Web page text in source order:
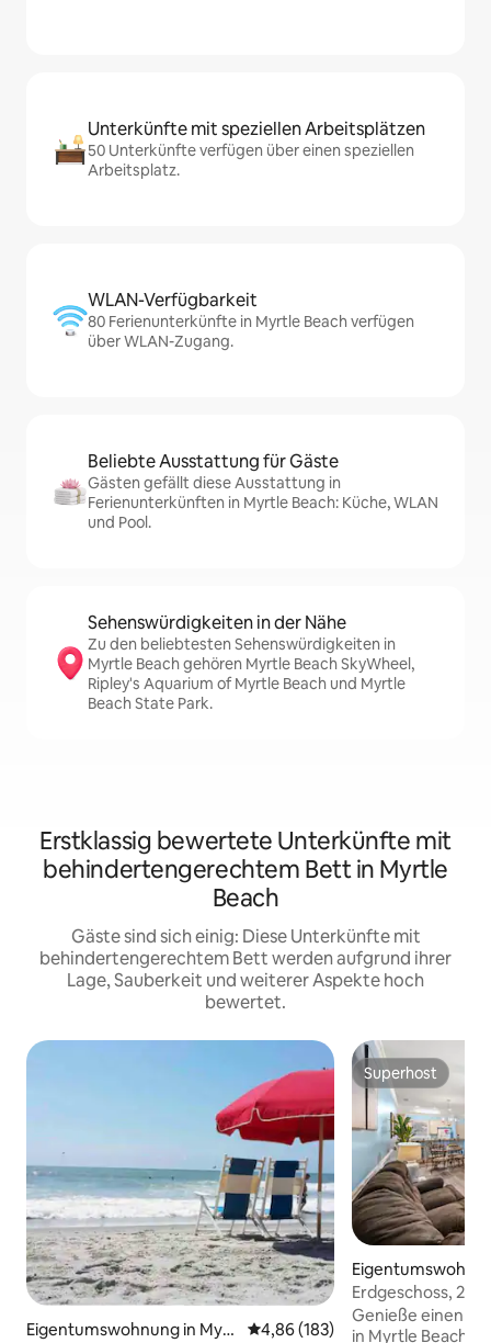
Unterkünfte mit speziellen Arbeitsplätzen
50 Unterkünfte verfügen über einen speziellen
Arbeitsplatz.
WLAN-Verfügbarkeit
80 Ferienunterkünfte in Myrtle Beach verfügen
über WLAN-Zugang.
Beliebte Ausstattung für Gäste
Gästen gefällt diese Ausstattung in
Ferienunterkünften in Myrtle Beach: Küche, WLAN
und Pool.
Sehenswürdigkeiten in der Nähe
Zu den beliebtesten Sehenswürdigkeiten in
Myrtle Beach gehören Myrtle Beach SkyWheel,
Ripley's Aquarium of Myrtle Beach und Myrtle
Beach State Park.
Erstklassig bewertete Unterkünfte mit
behindertengerechtem Bett in Myrtle
Beach
Gäste sind sich einig: Diese Unterkünfte mit
behindertengerechtem Bett werden aufgrund ihrer
Lage, Sauberkeit und weiterer Aspekte hoch
bewertet.
Eigentumswohnung in Myrtl
Durchschnittliche Bewertung:
4,86 (183)
Superhost
Superhost
ch
Erdgeschoss, 2
Nähe von
Genieße einen
in Myrtle Beach